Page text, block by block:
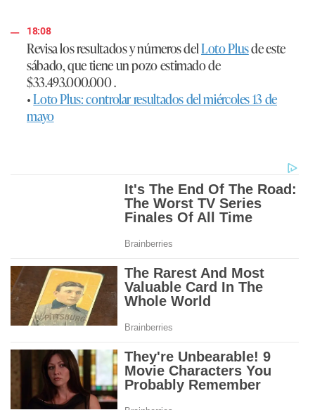
18:08
Revisa los resultados y números delLoto Plusde este
sábado, que tiene un pozo estimado de
$33.493.000.000 .
•Loto Plus: controlar resultados del miércoles 13 de
mayo